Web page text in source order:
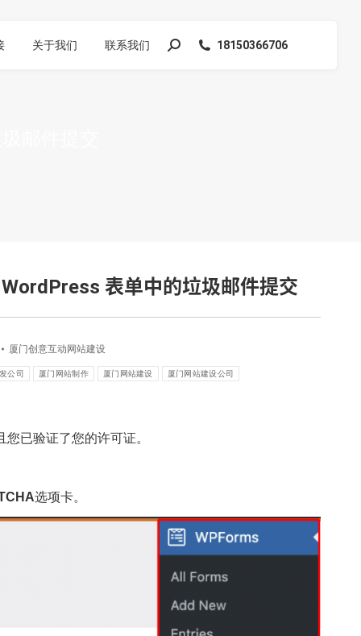
关于我们 联系我们
搜
18150366706
表单中的垃圾邮件提交
厦门创意互动网站建设
公司 厦门网站制作 厦门网站建设 厦门网站建设公司
已验证了您的许可证。
选项卡。